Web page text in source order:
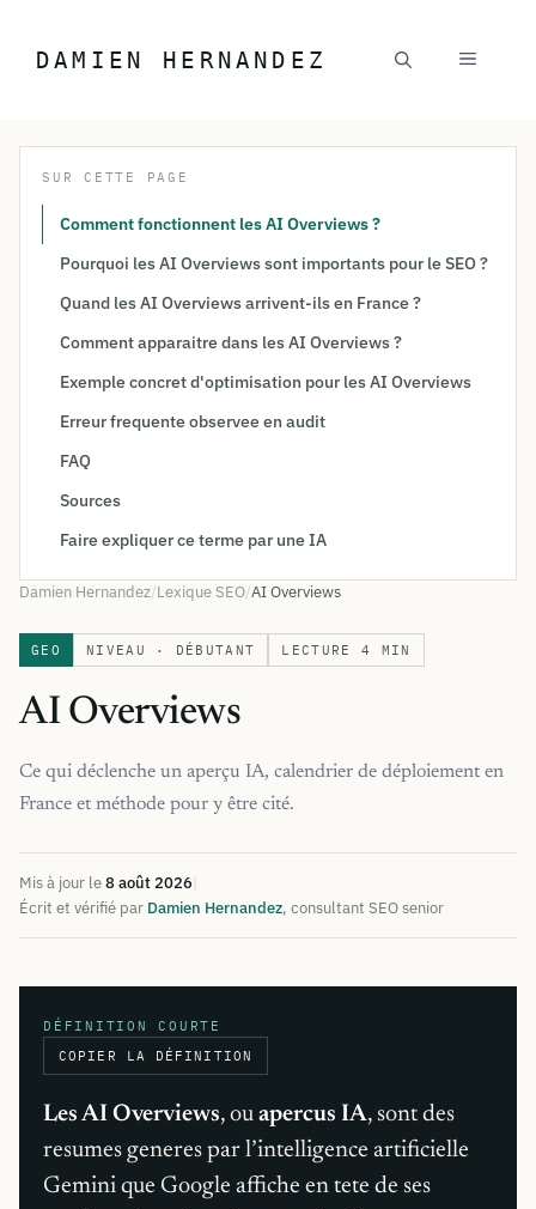
DAMIEN HERNANDEZ
SUR CETTE PAGE
Comment fonctionnent les AI Overviews ?
Pourquoi les AI Overviews sont importants pour le SEO ?
Quand les AI Overviews arrivent-ils en France ?
Comment apparaitre dans les AI Overviews ?
Exemple concret d'optimisation pour les AI Overviews
Erreur frequente observee en audit
FAQ
Sources
Faire expliquer ce terme par une IA
Damien Hernandez Lexique SEO AI Overviews
GEO NIVEAU · DÉBUTANT LECTURE 4 MIN
AI Overviews
Ce qui déclenche un aperçu IA, calendrier de déploiement en
France et méthode pour y être cité.
Mis à jour le8 août 2026
Écrit et vérifié par Damien Hernandez, consultant SEO senior
DÉFINITION COURTE
COPIER LA DÉFINITION
Les AI Overviews, ou apercus IA, sont des
resumes generes par l’intelligence artificielle
Gemini que Google affiche en tete de ses